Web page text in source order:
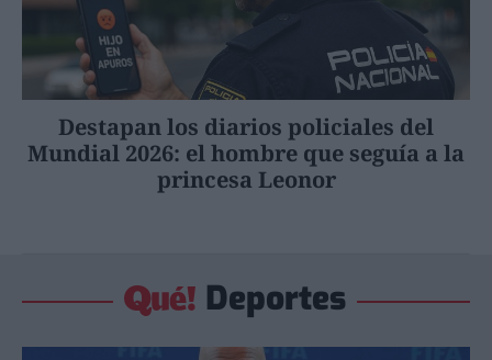
Destapan los diarios policiales del
Mundial 2026: el hombre que seguía a la
princesa Leonor
Deportes